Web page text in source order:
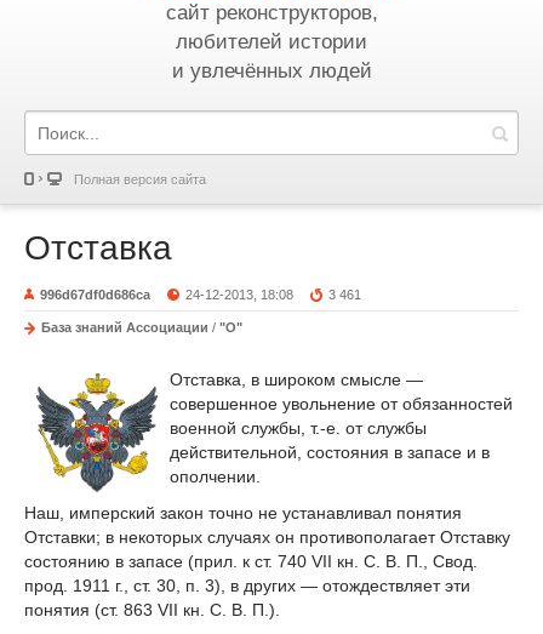
сайт реконструкторов,
любителей истории
и увлечённых людей
Полная версия сайта
Отставка
996d67df0d686ca 24-12-2013, 18:08 3 461
База знаний Ассоциации / "О"
Отставка, в широком смысле —
совершенное увольнение от обязанностей
военной службы, т.-е. от службы
действительной, состояния в запасе и в
ополчении.
Наш, имперский закон точно не устанавливал понятия
Отставки; в некоторых случаях он противополагает Отставку
состоянию в запасе (прил. к ст. 740 VII кн. С. В. П., Свод.
прод. 1911 г., ст. 30, п. 3), в других — отождествляет эти
понятия (ст. 863 VII кн. С. В. П.).